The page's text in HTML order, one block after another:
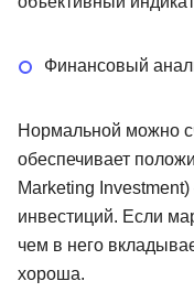
Финансовый
Нормальной можно
обеспечивает
Marketing
инвестиций. Если
чем в него
хороша.